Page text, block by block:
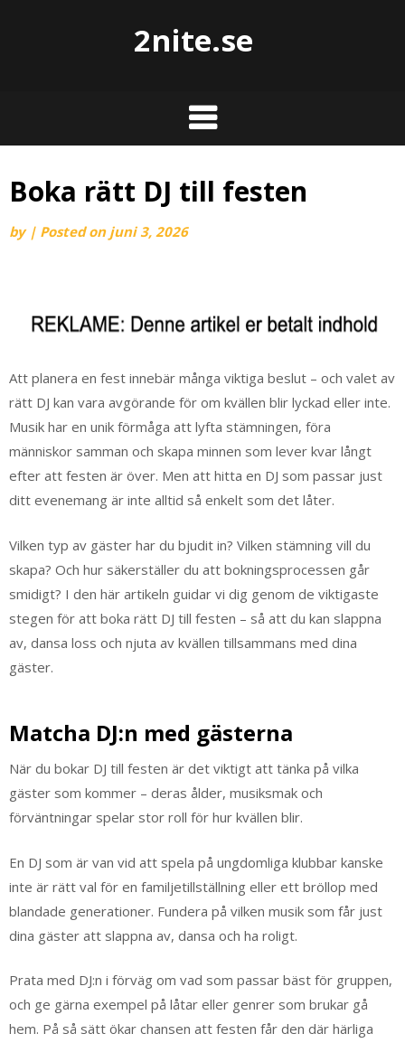
2nite.se
Boka rätt DJ till festen
by | Posted on juni 3, 2026
Att planera en fest innebär många viktiga beslut – och valet av
rätt DJ kan vara avgörande för om kvällen blir lyckad eller inte.
Musik har en unik förmåga att lyfta stämningen, föra
människor samman och skapa minnen som lever kvar långt
efter att festen är över. Men att hitta en DJ som passar just
ditt evenemang är inte alltid så enkelt som det låter.
Vilken typ av gäster har du bjudit in? Vilken stämning vill du
skapa? Och hur säkerställer du att bokningsprocessen går
smidigt? I den här artikeln guidar vi dig genom de viktigaste
stegen för att boka rätt DJ till festen – så att du kan slappna
av, dansa loss och njuta av kvällen tillsammans med dina
gäster.
Matcha DJ:n med gästerna
När du bokar DJ till festen är det viktigt att tänka på vilka
gäster som kommer – deras ålder, musiksmak och
förväntningar spelar stor roll för hur kvällen blir.
En DJ som är van vid att spela på ungdomliga klubbar kanske
inte är rätt val för en familjetillställning eller ett bröllop med
blandade generationer. Fundera på vilken musik som får just
dina gäster att slappna av, dansa och ha roligt.
Prata med DJ:n i förväg om vad som passar bäst för gruppen,
och ge gärna exempel på låtar eller genrer som brukar gå
hem. På så sätt ökar chansen att festen får den där härliga